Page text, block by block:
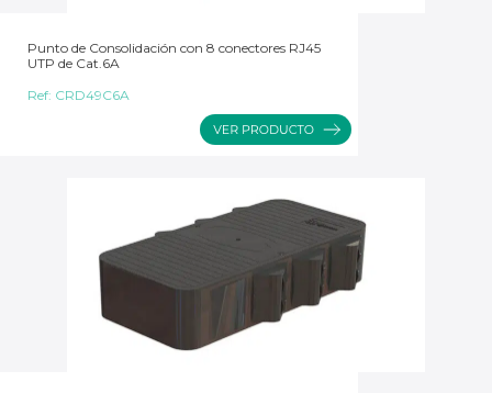
Punto de Consolidación con 8 conectores RJ45
UTP de Cat.6A
Ref: CRD49C6A